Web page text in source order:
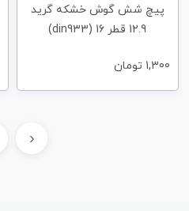
پیچ شش گوش خشکه گرید
12.9 قطر 16 (din933)
1,300 تومان
‹